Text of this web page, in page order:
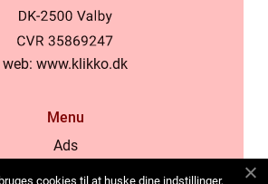
web: www.klikko.dk
Menu
Ads
cookies til at huske dine indstillinger,